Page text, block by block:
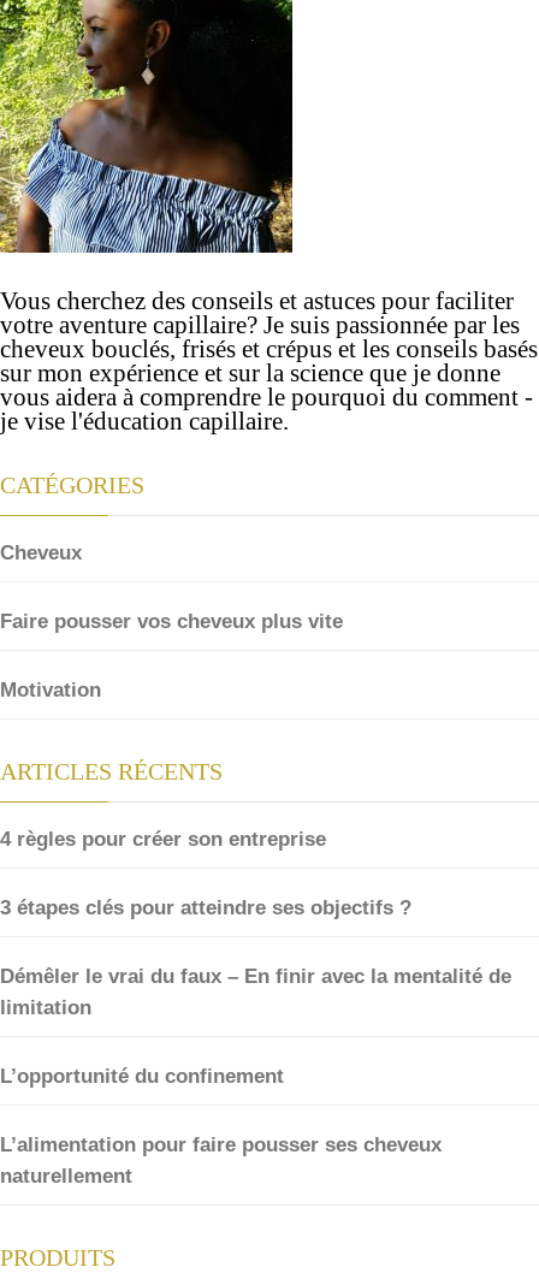
Vous cherchez des conseils et astuces pour faciliter
votre aventure capillaire? Je suis passionnée par les
cheveux bouclés, frisés et crépus et les conseils basés
sur mon expérience et sur la science que je donne
vous aidera à comprendre le pourquoi du comment -
je vise l'éducation capillaire.
CATÉGORIES
Cheveux
Faire pousser vos cheveux plus vite
Motivation
ARTICLES RÉCENTS
4 règles pour créer son entreprise
3 étapes clés pour atteindre ses objectifs ?
Démêler le vrai du faux – En finir avec la mentalité de
limitation
L’opportunité du confinement
L’alimentation pour faire pousser ses cheveux
naturellement
PRODUITS